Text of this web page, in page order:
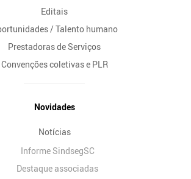
Editais
/ Talento humano
Prestadoras de Serviços
Convenções coletivas e PLR
Novidades
Notícias
Informe SindsegSC
Destaque associadas